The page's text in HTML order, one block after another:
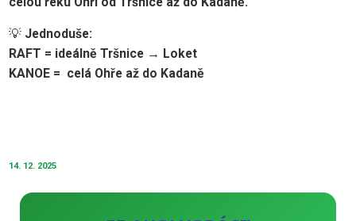
💡 Jednoduše:
RAFT = ideálně Tršnice → Loket
KANOE = celá Ohře až do Kadaně
14. 12. 2025